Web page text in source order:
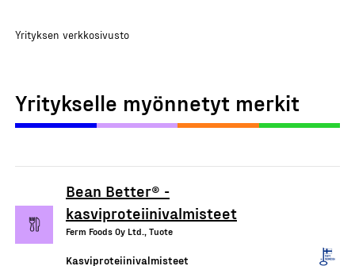
Yrityksen verkkosivusto
Yritykselle myönnetyt merkit
Bean Better® -
kasviproteiinivalmisteet
Ferm Foods Oy Ltd., Tuote
Kasviproteiinivalmisteet